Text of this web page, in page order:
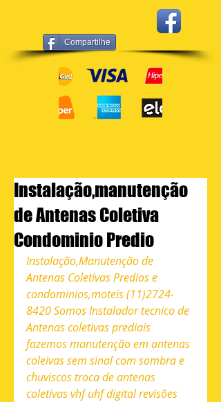
Compartilhe
Instalação,manutenção
de Antenas Coletiva
Condominio Predio
Instalação,Manutenção de
Antenas Coletivas Predios e
condominios,moteis (11)2724-
8420 Somos Instalador tecnico de
Antenas coletivas prediais
fazemos manutenção em antenas
coleivas sem sinal com sombra e
chuviscos troca de antenas
coletivas vhf uhf digital revisões